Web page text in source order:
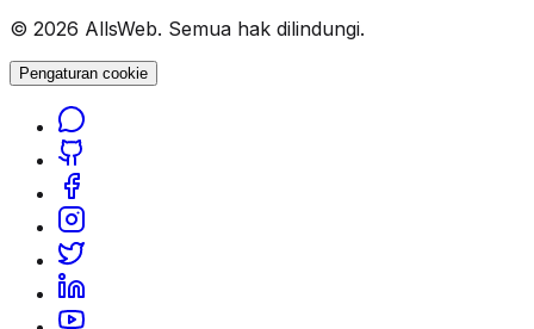
© 2026 AllsWeb. Semua hak dilindungi.
Pengaturan cookie